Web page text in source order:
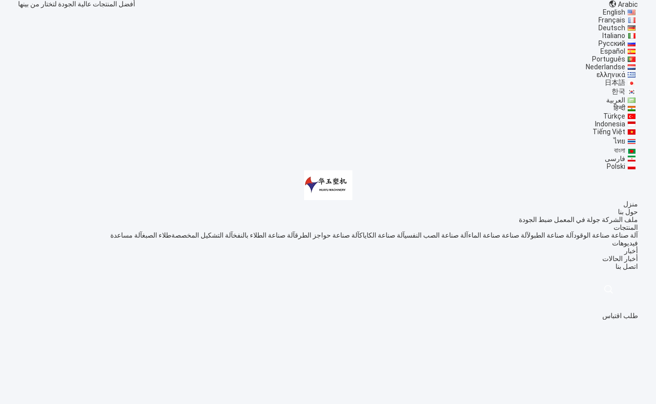
أفضل المنتجات عالية الجودة لتختار من بينها
Arabic
English
Français
Deutsch
Italiano
Русский
Español
Português
Nederlandse
ελληνικά
日本語
한국
العربية
हिन्दी
Türkçe
Indonesia
Tiếng Việt
ไทย
বাংলা
فارسی
Polski
منزل
حول بنا
ملف الشركة جولة في المعمل ضبط الجودة
المنتجات
آلة صناعة صناعة الوقودآلة صناعة الطبولآلة صناعة صناعة الماءآلة صناعة الصب النفسيآلة صناعة الكاياكآلة صناعة حواجز الطرقآلة صناعة الطلاء بالنفخآلة التشكيل المخصصةطلاء الصبغآلة مساعدة
فيديوهات
أخبار
أخبار الحالات
اتصل بنا
طلب اقتباس